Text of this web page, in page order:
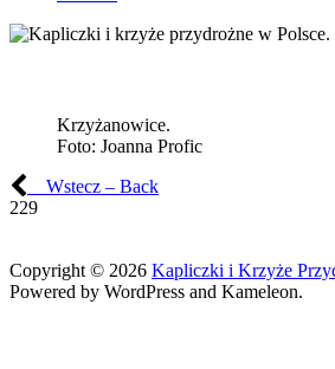
Krzyżanowice.
Foto: Joanna Profic
Wstecz – Back
229
Copyright © 2026 Kapliczki i Krzyże
Powered by WordPress and Kameleon.